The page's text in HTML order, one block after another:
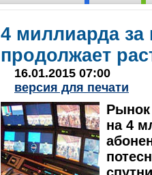
4 миллиарда за
продолжает
16.01.2015 07:00
версия для печати
Рынок
на 4